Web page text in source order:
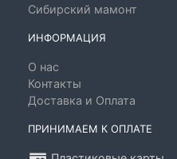
Сибирский мамонт
ИНФОРМАЦИЯ
О нас
Контакты
Доставка и Оплата
ПРИНИМАЕМ К ОПЛАТЕ